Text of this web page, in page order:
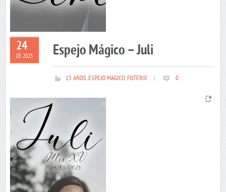
24
05 2025 Espejo Mágico – Juli
15 AÑOS,ESPEJO MAGICO,FOTERIX 0